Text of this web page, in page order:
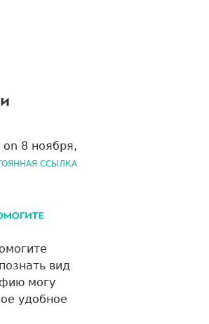
on 8 ноября,
ССЫЛКА
вид
могу
удобное